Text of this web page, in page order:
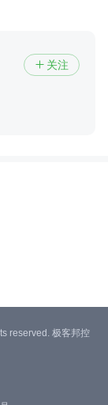
 关注
reserved. 极客邦控